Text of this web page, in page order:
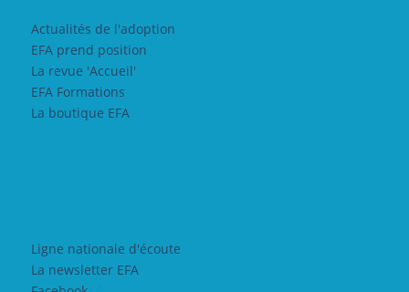
Actualités de l'adoption
EFA prend position
La revue 'Accueil'
EFA Formations
La boutique EFA
Ligne nationale d'écoute
La newsletter EFA